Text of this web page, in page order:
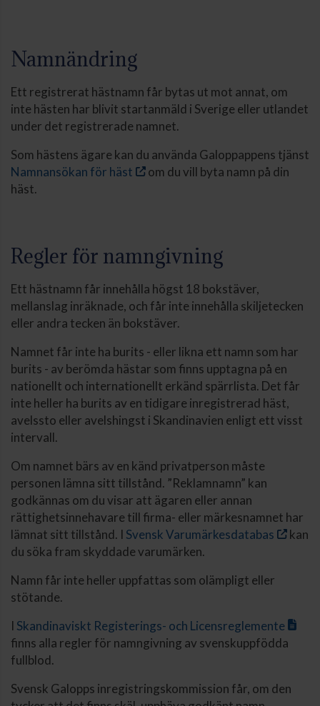
Namnändring
Ett registrerat hästnamn får bytas ut mot annat, om
inte hästen har blivit startanmäld i Sverige eller utlandet
under det registrerade namnet.
Som hästens ägare kan du använda Galoppappens tjänst
Namnansökan för häst
om du vill byta namn på din
häst.
Regler för namngivning
Ett hästnamn får innehålla högst 18 bokstäver,
mellanslag inräknade, och får inte innehålla skiljetecken
eller andra tecken än bokstäver.
Namnet får inte ha burits - eller likna ett namn som har
burits - av berömda hästar som finns upptagna på en
nationellt och internationellt erkänd spärrlista. Det får
inte heller ha burits av en tidigare inregistrerad häst,
avelssto eller avelshingst i Skandinavien enligt ett visst
intervall.
Om namnet bärs av en känd privatperson måste
personen lämna sitt tillstånd. ”Reklamnamn” kan
godkännas om du visar att ägaren eller annan
rättighetsinnehavare till firma- eller märkesnamnet har
lämnat sitt tillstånd. I Svensk Varumärkesdatabas
kan
du söka fram skyddade varumärken.
Namn får inte heller uppfattas som olämpligt eller
stötande.
I Skandinaviskt Registerings- och Licensreglemente
finns alla regler för namngivning av svenskuppfödda
fullblod.
Svensk Galopps inregistringskommission får, om den